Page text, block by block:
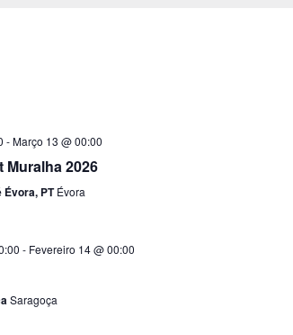
-Março 13 @ 00:00
Muralha 2026
Évora, PTÉvora
- Fevereiro 14 @ 00:00
Saragoça